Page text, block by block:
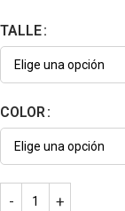
TALLE
COLOR